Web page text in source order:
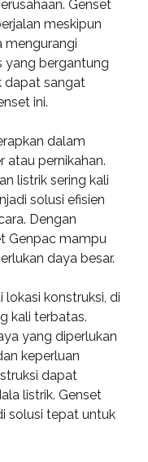
Genset
meskipun
mengurangi
yang bergantung
dapat sangat
ini.
dalam
atau pernikahan.
listrik sering kali
solusi efisien
Dengan
Genpac mampu
daya besar.
lokasi konstruksi, di
kali terbatas.
yang diperlukan
keperluan
dapat
listrik. Genset
solusi tepat untuk